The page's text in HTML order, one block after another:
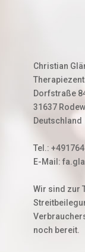
Christian
Dorfstraße
31637
Deutschland
Tel.:
E-Mail:
Wir sind zur
noch bereit.